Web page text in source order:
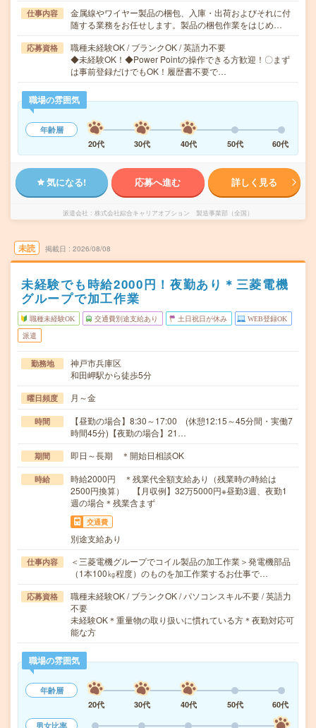
仕事内容
金属線やワイヤー製品の梱包、入庫・出荷およびそれに付
随する業務をお任せします。製品の梱包作業をはじめ…
応募資格
職種未経験OK / ブランクOK / 英語力不要
◆未経験OK！◆Power Pointの操作できる方歓迎！〇まず
は事前登録だけでもOK！履歴書不要で…
職場の雰囲気
年齢層
20代
30代 40代 50代 60代
気になる! 応募へ進む 詳しく見る
派遣会社 株式会社綜合キャリアオプション 製造事業部（全国）
未読 掲載日 2026/08/08
未経験でも時給2000円！夜勤あり＊三菱電機
グループで加工作業
職種未経験OK 交通費別途支給あり 土日祝日が休み WEB登録OK
派遣
勤務地
神戸市兵庫区
和田岬駅から徒歩5分
曜日頻度 月～金
時間
【昼勤の場合】8:30～17:00 (休憩12:15～45分間・実働7
時間45分)【夜勤の場合】21…
期間 即日～長期 ＊開始日相談OK
時給
時給2000円 ＊残業代全額支給あり（残業時の時給は
2500円換算） 【月収例】32万5000円※昼勤3週、夜勤1
週の場合＊残業含まず
交通費
別途支給あり
仕事内容
＜三菱電機グループでコイル製品の加工作業＞発電機部品
（1本100㎏程度）のものを加工作業するお仕事で…
応募資格
職種未経験OK / ブランクOK / パソコンスキル不要 / 英語力
不要
未経験OK＊重量物の取り扱いに慣れている方＊夜勤対応可
能な方
職場の雰囲気
年齢層
20代
30代 40代 50代
60代
男女比率